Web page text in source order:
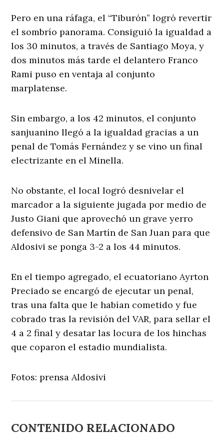
Pero en una ráfaga, el “Tiburón” logró revertir
el sombrío panorama. Consiguió la igualdad a
los 30 minutos, a través de Santiago Moya, y
dos minutos más tarde el delantero Franco
Rami puso en ventaja al conjunto
marplatense.
Sin embargo, a los 42 minutos, el conjunto
sanjuanino llegó a la igualdad gracias a un
penal de Tomás Fernández y se vino un final
electrizante en el Minella.
No obstante, el local logró desnivelar el
marcador a la siguiente jugada por medio de
Justo Giani que aprovechó un grave yerro
defensivo de San Martín de San Juan para que
Aldosivi se ponga 3-2 a los 44 minutos.
En el tiempo agregado, el ecuatoriano Ayrton
Preciado se encargó de ejecutar un penal,
tras una falta que le habían cometido y fue
cobrado tras la revisión del VAR, para sellar el
4 a 2 final y desatar las locura de los hinchas
que coparon el estadio mundialista.
Fotos: prensa Aldosivi
CONTENIDO RELACIONADO